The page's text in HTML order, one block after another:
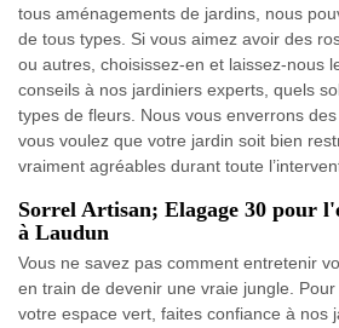
tous aménagements de jardins, nous
de tous types. Si vous aimez avoir des
ou autres, choisissez-en et laissez-nous
conseils à nos jardiniers experts, quels
types de fleurs. Nous vous enverrons
vous voulez que votre jardin soit bien
vraiment agréables durant toute
Sorrel Artisan; Elagage 30 pour
à Laudun
Vous ne savez pas comment entretenir
en train de devenir une vraie jungle.
votre espace vert, faites confiance à nos